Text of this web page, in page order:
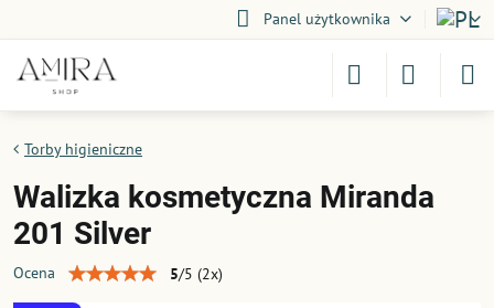
Panel użytkownika
Torby higieniczne
Walizka kosmetyczna Miranda
201 Silver
Ocena 5/5 (2x)